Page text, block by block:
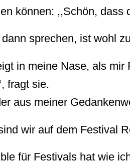
können: ,,Schön, dass
sprechen, ist wohl
in meine Nase, als
fragt sie.
aus meiner
wir auf dem Festival
für Festivals hat wie